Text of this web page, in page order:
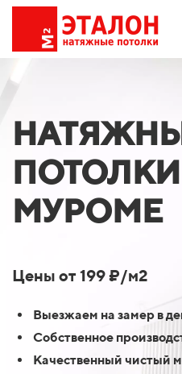
МУРОМЕ
Цены от 199 ₽/м2
Выезжаем на замер в
Собственное
Качественный чистый